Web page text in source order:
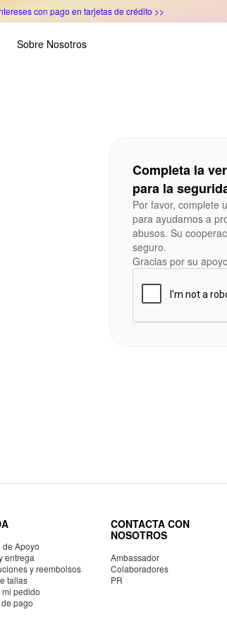
con pago en tarjetas de crédito >>
Sobre Nosotros
Completa la
para la
Por favor, complete
para ayudarnos a
abusos. Su
seguro.
Gracias por su
de Apoyo
entrega
y reembolsos
tallas
pedido
pago
CONTACTA CON
NOSOTROS
Ambassador
Colaboradores
PR